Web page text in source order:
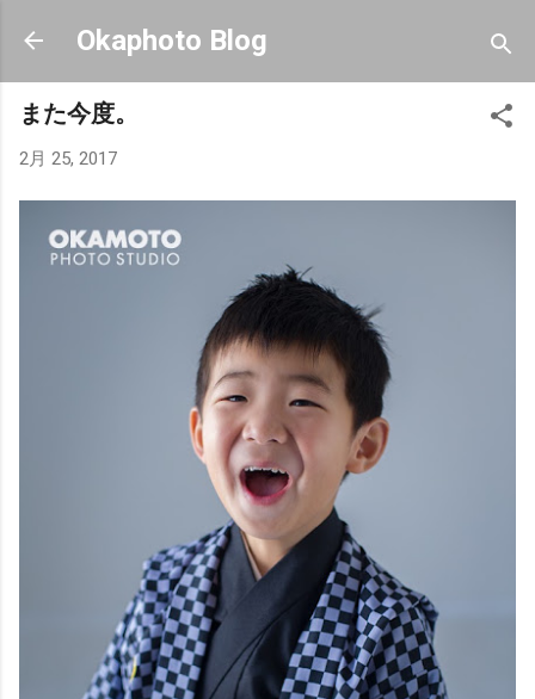
スキップしてメイン コンテンツに移動
Okaphoto Blog
また今度。
2月 25, 2017